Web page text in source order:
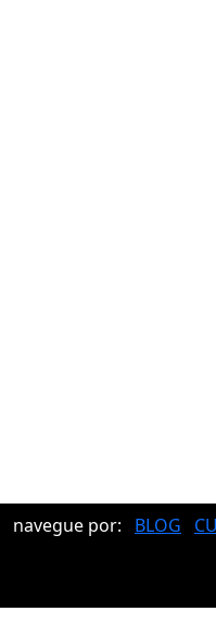
navegue por: BLOG